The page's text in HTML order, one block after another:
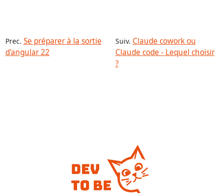
Prec. Se préparer à la sortie
d'angular 22
Suiv. Claude cowork ou
Claude code - Lequel choisir
?